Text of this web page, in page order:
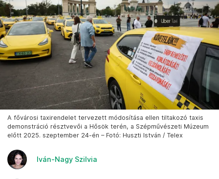
A fővárosi taxirendelet tervezett módosítása ellen tiltakozó taxis
demonstráció résztvevői a Hősök terén, a Szépművészeti Múzeum
előtt 2025. szeptember 24-én – Fotó: Huszti István / Telex
Iván-Nagy Szilvia